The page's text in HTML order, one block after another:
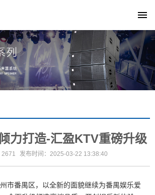
力打造-汇盈KTV重磅升级
2671 发布时间：2025-03-22 13:38:40
番禺区，以全新的面貌继续为番禺娱乐爱